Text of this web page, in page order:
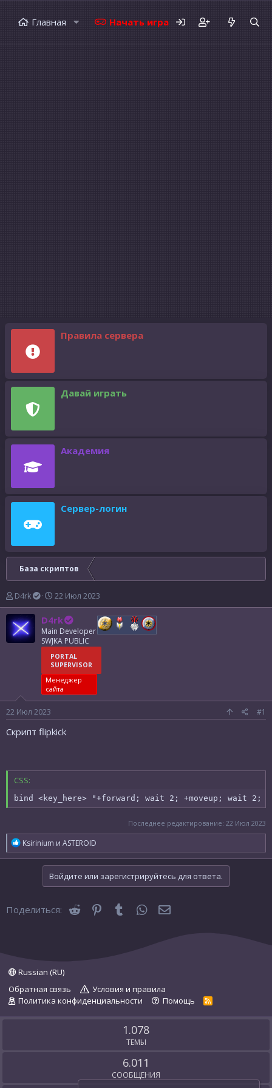
Главная Начать играть Форумы
Правила сервера
Давай играть
Академия
Сервер-логин
База скриптов
А
в
т
о
р
D4rk
Д
а
т
а
н
а
ч
а
л
а
22 Июл 2023
D4rk
Main Developer
SWJKA PUBLIC
PORTAL
SUPERVISOR
Менеджер
сайта
22 Июл 2023 #1
Скрипт flipkick
CSS:
bind <key_here> "+forward; wait 2; +moveup; wait 2;
Последнее редактирование: 22 Июл 2023
Р
е
а
:
Ksirinium и ASTEROID
Войдите или зарегистрируйтесь для ответа.
Поделиться: Reddit Pinterest
TumblrWhatsAppЭлектронная почта
Russian (RU)
Обратная связь
Условия и правила
Политика конфиденциальности
Помощь
R
1.078
ТЕМЫ
6.011
СООБЩЕНИЯ